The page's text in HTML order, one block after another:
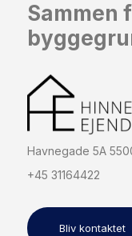
Sammen
Havnegade 5A
+45 31164422
Bliv kontaktet